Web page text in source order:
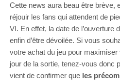
Cette news aura beau être brève,
réjouir les fans qui attendent de
VI. En effet, la date de l’ouverture
enfin d’être dévoilée. Si vous
votre achat du jeu pour maximiser
jour de la sortie, tenez-vous donc
vient de confirmer que les